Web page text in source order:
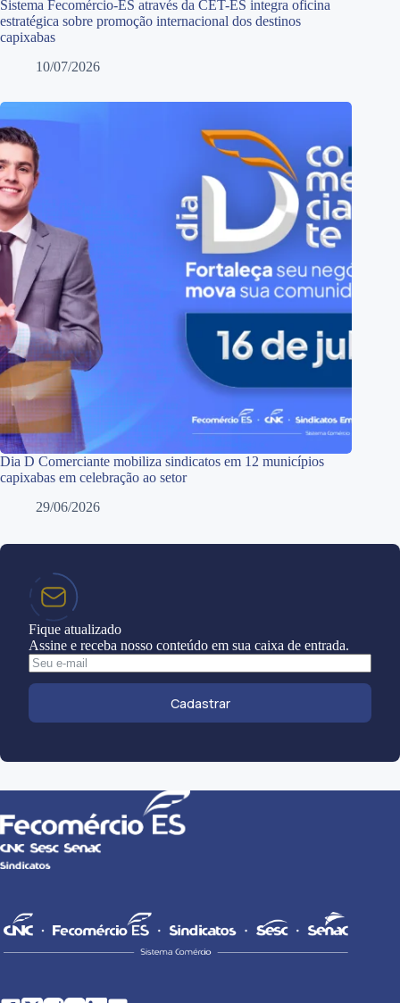
Sistema Fecomércio-ES através da CET-ES integra oficina
estratégica sobre promoção internacional dos destinos
capixabas
10/07/2026
Dia D Comerciante mobiliza sindicatos em 12 municípios
capixabas em celebração ao setor
29/06/2026
Fique atualizado
Assine e receba nosso conteúdo em sua caixa de entrada.
Cadastrar